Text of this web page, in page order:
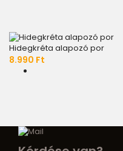
Hidegkréta alapozó por
8.990 Ft